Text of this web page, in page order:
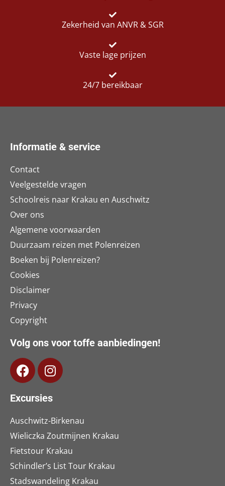
Zekerheid van ANVR & SGR
Vaste lage prijzen
24/7 bereikbaar
Informatie & service
Contact
Veelgestelde vragen
Schoolreis naar Krakau en Auschwitz
Over ons
Algemene voorwaarden
Duurzaam reizen met Polenreizen
Boeken bij Polenreizen?
Cookies
Disclaimer
Privacy
Copyright
Volg ons voor toffe aanbiedingen!
Excursies
Auschwitz-Birkenau
Wieliczka Zoutmijnen Krakau
Fietstour Krakau
Schindler’s List Tour Krakau
Stadswandeling Krakau